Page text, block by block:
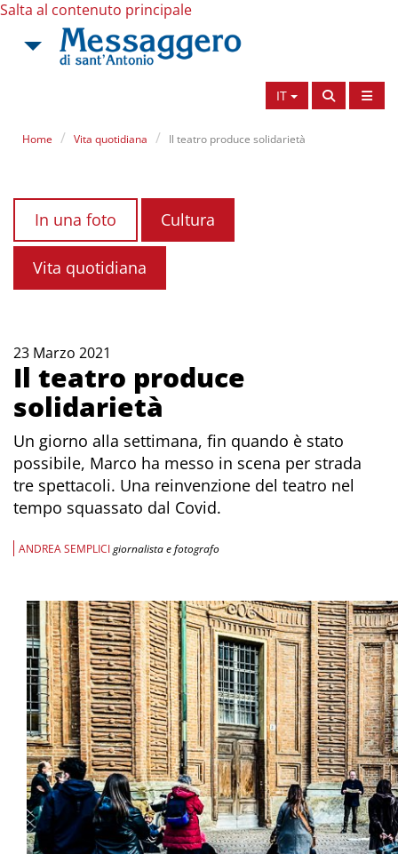
Salta al contenuto principale
IT
Home Vita quotidiana Il teatro produce solidarietà
In una foto Cultura
Vita quotidiana
23 Marzo 2021
Il teatro produce
solidarietà
Un giorno alla settimana, fin quando è stato
possibile, Marco ha messo in scena per strada
tre spettacoli. Una reinvenzione del teatro nel
tempo squassato dal Covid.
ANDREA SEMPLICIgiornalista e fotografo